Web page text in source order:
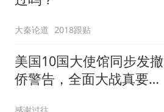
大秦论道 2018跟贴
美国10国大使馆同步发撤
侨警告，全面大战真要来
感谢过往